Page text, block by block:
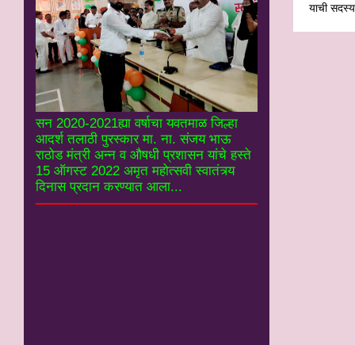
याची
सन 2020-2021ह्या वर्षाचा यवतमाळ जिल्हा
आदर्श तलाठी पुरस्कार मा. ना. संजय भाऊ
राठोड मंत्री अन्न व औषधी प्रशासन यांचे हस्ते
15 ऑगस्ट 2022 अमृत महोत्सवी स्वातंत्र्य
दिनास प्रदान करण्यात आला...